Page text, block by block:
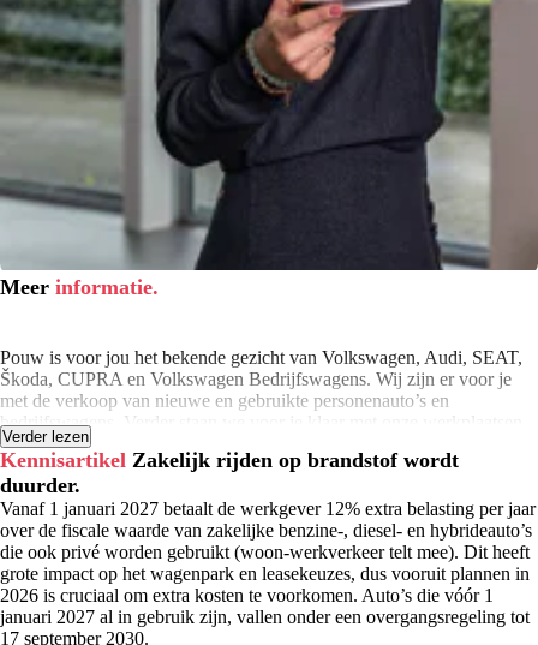
Meer informatie.
Pouw is voor jou het bekende gezicht van Volkswagen, Audi, SEAT,
Škoda, CUPRA en Volkswagen Bedrijfswagens. Wij zijn er voor je
met de verkoop van nieuwe en gebruikte personenauto’s en
bedrijfswagens. Verder staan we voor je klaar met onze werkplaatsen,
leaseproducten, financierings- en verhuuractiviteiten en onze
schadeherstelbedrijven. Klaar om samen met jou op weg te gaan. Je
vindt onze vestigingen in Apeldoorn, Deventer, Hardenberg,
Harderwijk, Kampen, Meppel, Rijssen en Zwolle.
Verder lezen
Kennisartikel Zakelijk rijden op brandstof wordt
duurder.
Vanaf 1 januari 2027 betaalt de werkgever 12% extra belasting per jaar
over de fiscale waarde van zakelijke benzine-, diesel- en hybrideauto’s
die ook privé worden gebruikt (woon-werkverkeer telt mee). Dit heeft
grote impact op het wagenpark en leasekeuzes, dus vooruit plannen in
2026 is cruciaal om extra kosten te voorkomen. Auto’s die vóór 1
januari 2027 al in gebruik zijn, vallen onder een overgangsregeling tot
17 september 2030.